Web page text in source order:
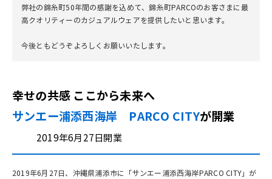
弊社の錦糸町50年間の感謝を込めて、錦糸町PARCOのお客さまに最
高クオリティーのカジュアルウェアを提供したいと思います。
今後ともどうぞよろしくお願いいたします。
幸せの共感 ここから未来へ
サンエー浦添西海岸 PARCO CITYが開業
2019年6月27日開業
2019年6月27日、沖縄県浦添市に「サンエー浦添西海岸PARCO CITY」が